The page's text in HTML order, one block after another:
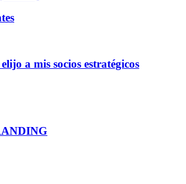
a mis socios estratégicos